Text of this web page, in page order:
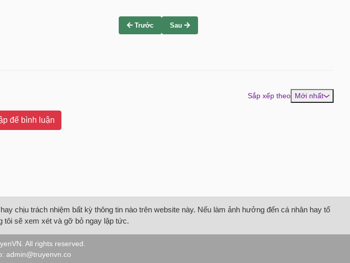
Trước Sau
Sắp xếp theo Mới nhất
để bình luận
chịu trách nhiệm bất kỳ thông tin nào trên website này. Nếu làm ảnh hưởng đến cá nhân hay tổ
sẽ xem xét và gỡ bỏ ngay lập tức.
. All rights reserved.
admin@truyenvn.co